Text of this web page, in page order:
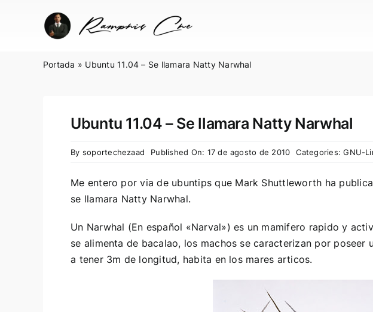
Portada » Ubuntu 11.04 – Se llamara Natty Narwhal
Ubuntu 11.04 – Se llamara Natty Narwhal
By soportechezaad Published On: 17 de agosto de 2010 Categories:GNU-
Me entero por via de ubuntips que Mark Shuttleworth ha
se llamara Natty Narwhal.
Un Narwhal (En español «Narval») es un mamifero rapido y
se alimenta de bacalao, los machos se caracterizan por poseer
a tener 3m de longitud, habita en los mares articos.